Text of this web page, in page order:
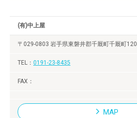
(有)中上屋
〒029-0803 岩手県東磐井郡千厩町千厩町120
0191-23-8435
MAP